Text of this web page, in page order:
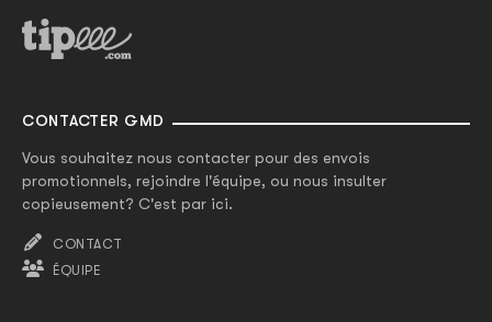
CONTACTER GMD
Vous souhaitez nous contacter pour des envois
promotionnels, rejoindre l'équipe, ou nous insulter
copieusement? C'est par ici.
CONTACT
ÉQUIPE